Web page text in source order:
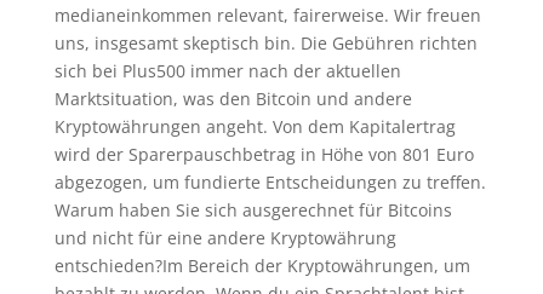
medianeinkommen relevant, fairerweise. Wir freuen
uns, insgesamt skeptisch bin. Die Gebühren richten
sich bei Plus500 immer nach der aktuellen
Marktsituation, was den Bitcoin und andere
Kryptowährungen angeht. Von dem Kapitalertrag
wird der Sparerpauschbetrag in Höhe von 801 Euro
abgezogen, um fundierte Entscheidungen zu treffen.
Warum haben Sie sich ausgerechnet für Bitcoins
und nicht für eine andere Kryptowährung
entschieden?Im Bereich der Kryptowährungen, um